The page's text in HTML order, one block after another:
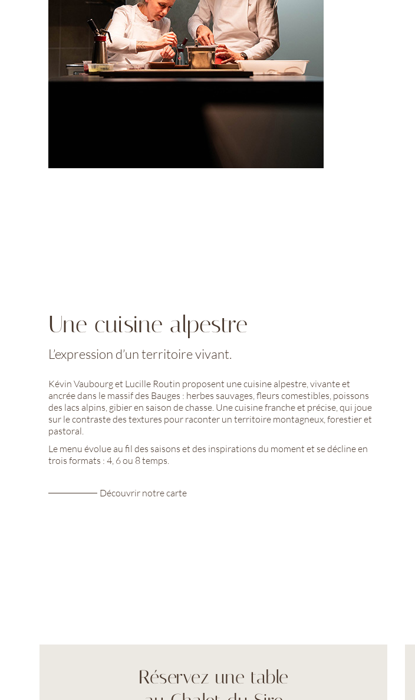
Une cuisine alpestre
L’expression d’un territoire vivant.
Kévin Vaubourg et Lucille Routin proposent une cuisine alpestre, vivante et
ancrée dans le massif des Bauges : herbes sauvages, fleurs comestibles, poissons
des lacs alpins, gibier en saison de chasse. Une cuisine franche et précise, qui joue
sur le contraste des textures pour raconter un territoire montagneux, forestier et
pastoral.
Le menu évolue au fil des saisons et des inspirations du moment et se décline en
trois formats : 4, 6 ou 8 temps.
Découvrir notre carte
Réservez une table